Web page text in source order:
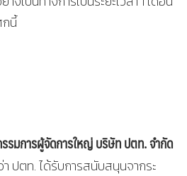
กนี้
รมการผู้จัดการใหญ่ บริษัท ปตท. จำกัด
า ปตท. ได้รับการสนับสนุนจากระ